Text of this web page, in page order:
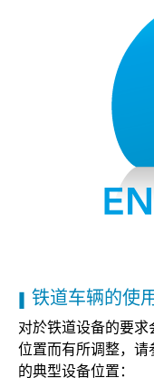
铁道车辆的使
对於铁道设备的要
位置而有所调整，
的典型设备位置：